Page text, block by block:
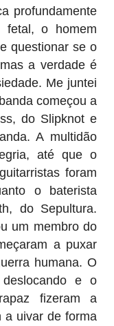
profundamente
fetal, o homem
questionar se o
a verdade é
Me juntei
começou a
do Slipknot e
A multidão
até que o
foram
o baterista
do Sepultura.
um membro do
a puxar
humana. O
e o
fizeram a
a uivar de forma